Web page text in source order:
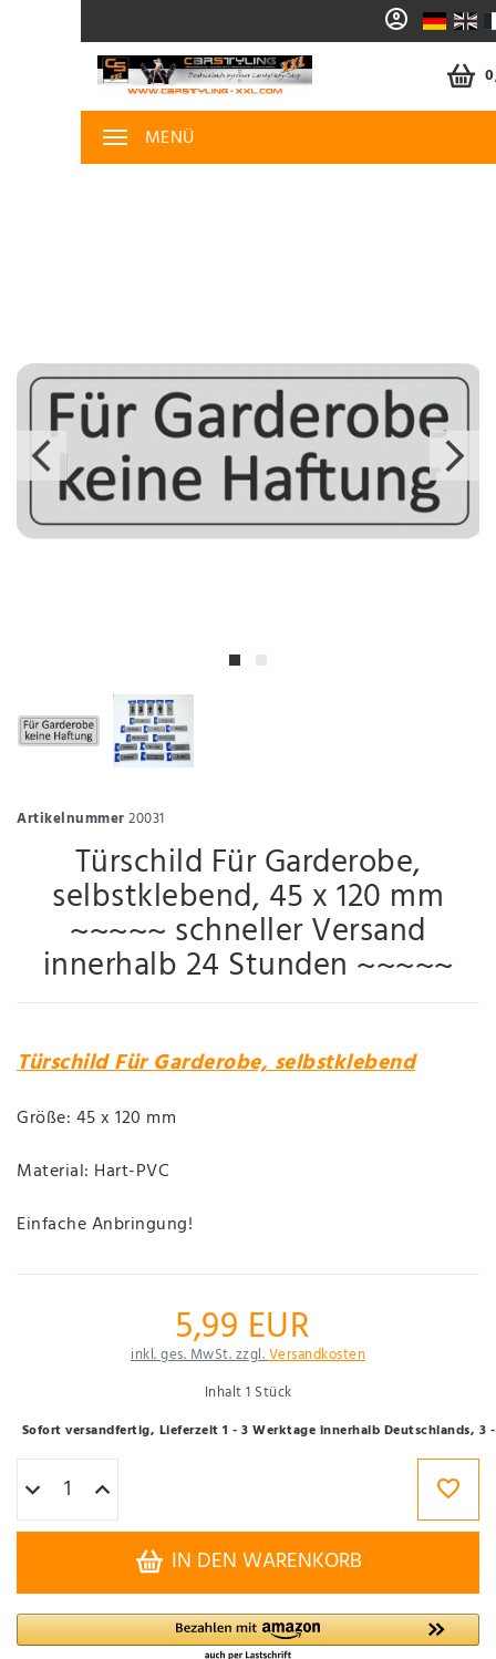
MENÜ
Artikelnummer20031
Türschild Für Garderobe,
selbstklebend, 45 x 120 mm
~~~~~ schneller Versand
innerhalb 24 Stunden ~~~~~
Türschild Für Garderobe, selbstklebend
Größe: 45 x 120 mm
Material: Hart-PVC
Einfache Anbringung!
5,99 EUR
inkl. ges. MwSt. zzgl.Versandkosten
Inhalt1 Stück
Sofort versandfertig, Lieferzeit 1 - 3 Werktage innerhalb Deutschlands, 3
IN DEN WARENKORB